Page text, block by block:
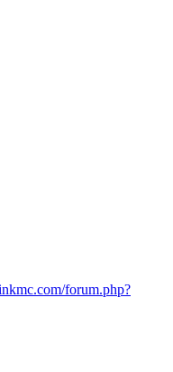
forum.php?